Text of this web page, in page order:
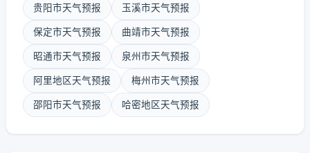
贵阳市天气预报 玉溪市天气预报
保定市天气预报 曲靖市天气预报
昭通市天气预报 泉州市天气预报
阿里地区天气预报 梅州市天气预报
邵阳市天气预报 哈密地区天气预报